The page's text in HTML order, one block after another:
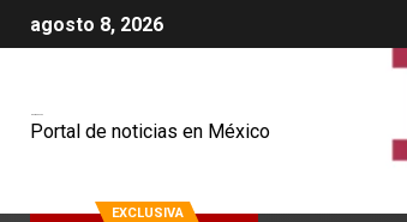
agosto 8, 2026
Portal de noticias en México
EXCLUSIVA